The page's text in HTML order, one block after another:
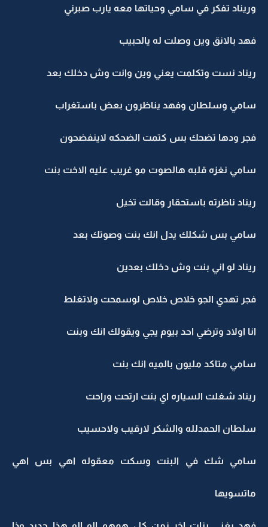
وريناد تفكر في سامي وحياتها معه يارب صبرني
فهد بالانق وين وصلت له يالحبيب
ريناد نست وتكلمت يعني وين وانت وش دخلك بعد
سامي وسلطان وفهد يناظرون بعض باستغراب
فجر ودها تضحك بس كتمت الضحكه لاينفضحون
سامي نغزه قلبه هالصوت مو غريب عليه الاخت بنت
ريناد ناظرته باستحقار وقالت تخيل
سامي بس شكلك يدل انك بنت وصوتك بعد
ريناد لو اني بنت وش دخلك بعدين
فجر تهدي الجو خلاص خلاص لوسمحت ولاتغلط
انا اولاد وترضي احد بيوم يجي ويقولك انك وبنت
سامي متاكد مليون بالميه انك بنت
ريناد شغلت السياره اي بنت ارتحت وراحت
سلطان الحمدلله والشكر لارقيب ولاحسيب
سامي شك في البنت وسكت معقوله اهي بس اهي
ماتسويها